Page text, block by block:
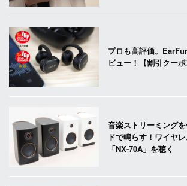
プロも高評価。
ビュー！【割引クーポ
音楽ストリーミング
ドで鳴らす！ワイヤ
「NX-70A」を聴く